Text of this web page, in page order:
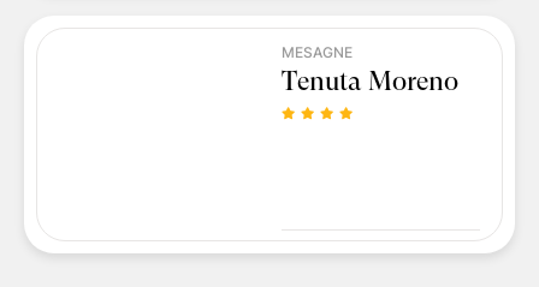
MESAGNE
Tenuta Moreno